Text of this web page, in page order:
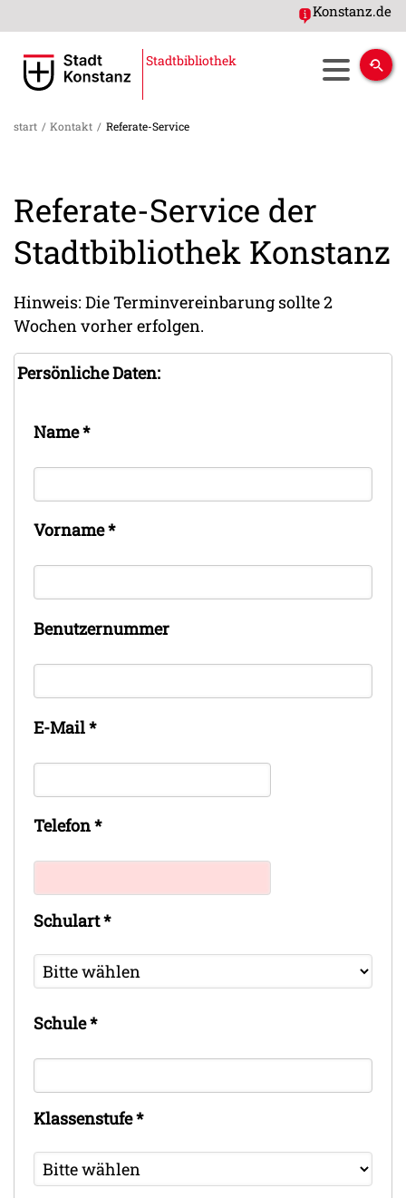
Konstanz.de
Stadtbibliothek
start / Kontakt / Referate-Service
Referate-Service der
Stadtbibliothek Konstanz
Hinweis: Die Terminvereinbarung sollte 2
Wochen vorher erfolgen.
Persönliche Daten:
Name*
Vorname*
Benutzernummer
E-Mail*
Telefon*
Schulart*
Schule*
Klassenstufe*